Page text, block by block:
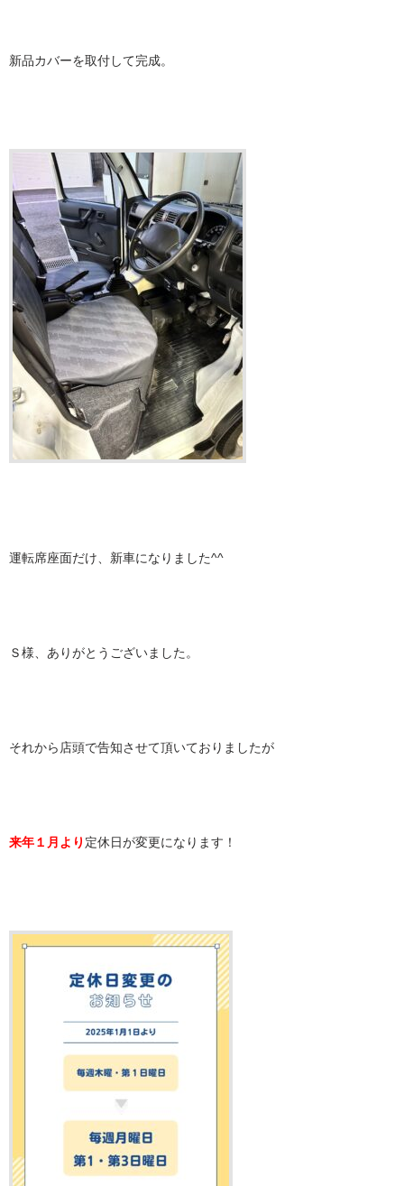
新品カバーを取付して完成。
運転席座面だけ、新車になりました^^
Ｓ様、ありがとうございました。
それから店頭で告知させて頂いておりましたが
来年１月より 定休日が変更になります！